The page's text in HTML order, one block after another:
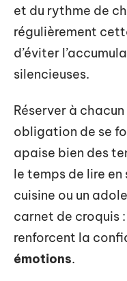
et du rythme de
régulièrement
d’éviter
silencieuses.
Réserver à
obligation de se
apaise bien des
le temps de lire en
cuisine ou un
carnet de croquis :
renforcent la
émotions.